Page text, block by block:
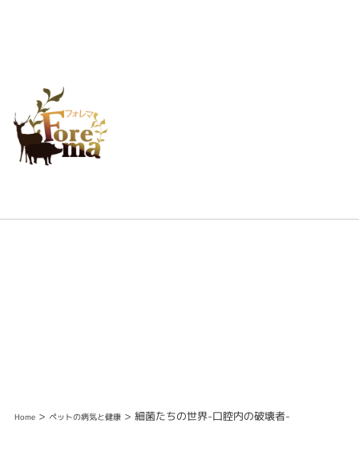
Home> ペットの病気と健康> 細菌たちの世界-口腔内の破壊者-